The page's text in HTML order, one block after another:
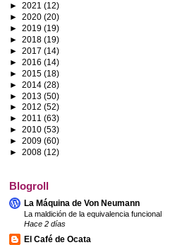
► 2021 (12)
► 2020 (20)
► 2019 (19)
► 2018 (19)
► 2017 (14)
► 2016 (14)
► 2015 (18)
► 2014 (28)
► 2013 (50)
► 2012 (52)
► 2011 (63)
► 2010 (53)
► 2009 (60)
► 2008 (12)
Blogroll
La Máquina de Von Neumann
La maldición de la equivalencia funcional
Hace 2 días
El Café de Ocata